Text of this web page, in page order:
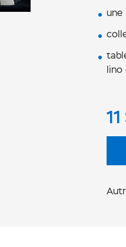
une
lino
11